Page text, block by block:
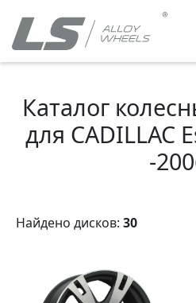
Каталог
для CADILLAC
-
Найдено дисков: 30